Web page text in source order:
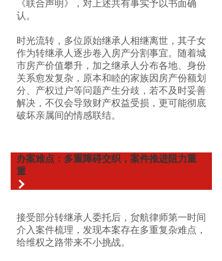
《联合声明》，对上述共有事实予以书面确
认。
时光流转，多位原始继承人相继离世，其子女
作为转继承人逐步卷入房产分割事宜。随着城
市房产价值攀升，加之继承人分布各地、身份
关系愈发复杂，原本和睦的家族因房产份额划
分、产权过户等问题产生分歧，若不及时妥善
解决，不仅会导致财产权益受损，更可能彻底
破坏亲属间的情感联结。
办案难点：多重障碍交织，案件推进阻力重
重
接受部分转继承人委托后，贠航律师第一时间
介入案件梳理，发现本案存在多重复杂难点，
给维权之路带来不小挑战。